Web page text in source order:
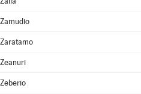
Zamudio
Zaratamo
Zeanuri
Zeberio